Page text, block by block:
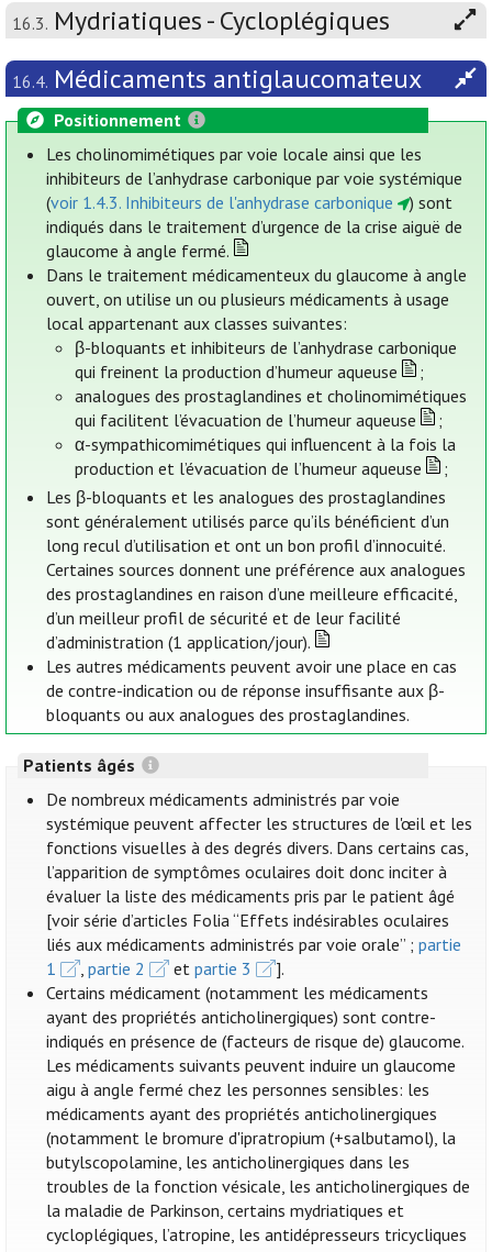
16.3. Mydriatiques - Cycloplégiques
16.4. Médicaments antiglaucomateux
Positionnement
Les cholinomimétiques par voie locale ainsi que les
inhibiteurs de l’anhydrase carbonique par voie systémique
(voir 1.4.3. Inhibiteurs de l'anhydrase carbonique
) sont
indiqués dans le traitement d’urgence de la crise aiguë de
glaucome à angle fermé.
Dans le traitement médicamenteux du glaucome à angle
ouvert, on utilise un ou plusieurs médicaments à usage
local appartenant aux classes suivantes:
β-bloquants et inhibiteurs de l’anhydrase carbonique
qui freinent la production d’humeur aqueuse
;
analogues des prostaglandines et cholinomimétiques
qui facilitent l’évacuation de l’humeur aqueuse
;
α-sympathicomimétiques qui influencent à la fois la
production et l’évacuation de l’humeur aqueuse
;
Les β-bloquants et les analogues des prostaglandines
sont généralement utilisés parce qu’ils bénéficient d’un
long recul d’utilisation et ont un bon profil d’innocuité.
Certaines sources donnent une préférence aux analogues
des prostaglandines en raison d’une meilleure efficacité,
d’un meilleur profil de sécurité et de leur facilité
d’administration (1 application/jour).
Les autres médicaments peuvent avoir une place en cas
de contre-indication ou de réponse insuffisante aux β-
bloquants ou aux analogues des prostaglandines.
Patients âgés
De nombreux médicaments administrés par voie
systémique peuvent affecter les structures de l'œil et les
fonctions visuelles à des degrés divers. Dans certains cas,
l’apparition de symptômes oculaires doit donc inciter à
évaluer la liste des médicaments pris par le patient âgé
[voir série d’articles Folia “Effets indésirables oculaires
liés aux médicaments administrés par voie orale” ;partie
1
,partie 2 etpartie 3
].
Certains médicament (notamment les médicaments
ayant des propriétés anticholinergiques) sont contre-
indiqués en présence de (facteurs de risque de) glaucome.
Les médicaments suivants peuvent induire un glaucome
aigu à angle fermé chez les personnes sensibles: les
médicaments ayant des propriétés anticholinergiques
(notamment le bromure d'ipratropium (+salbutamol), la
butylscopolamine, les anticholinergiques dans les
troubles de la fonction vésicale, les anticholinergiques de
la maladie de Parkinson, certains mydriatiques et
cycloplégiques, l’atropine, les antidépresseurs tricycliques